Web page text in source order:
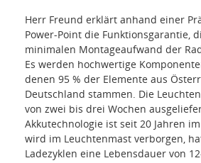
Herr Freund erklärt anhand einer
Power-Point die Funktionsgarantie,
minimalen Montageaufwand der
Es werden hochwertige
denen 95 % der Elemente aus
Deutschland stammen. Die
von zwei bis drei Wochen
Akkutechnologie ist seit 20 Jahren
wird im Leuchtenmast verborgen,
Ladezyklen eine Lebensdauer von